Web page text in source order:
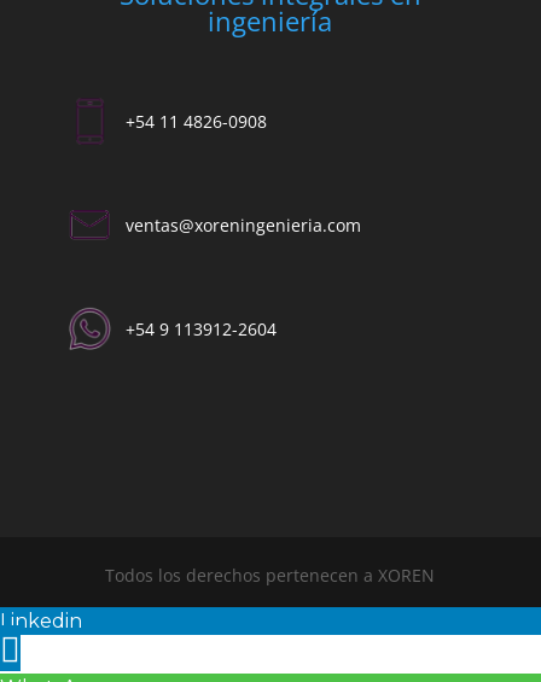
ingeniería
+54 11 4826-0908
ventas@xoreningenieria.com​
+54 9 113912-2604​
Todos los derechos pertenecen a XOREN
Linkedin